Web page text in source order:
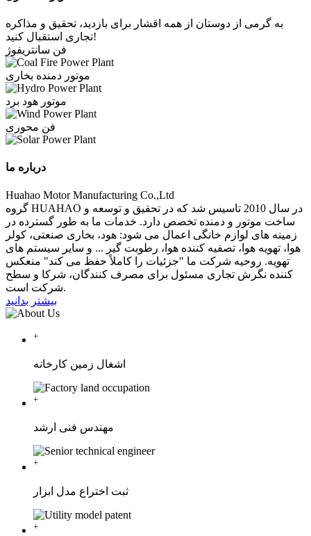
به گرمی از دوستان از همه اقشار برای بازدید، تحقیق و مذاکره
تجاری استقبال کنید!
فن سانتریفوژ
موتور دمنده بخاری
موتور هود برد
فن محوری
درباره ما
Huahao Motor Manufacturing Co.,Ltd
گروه HUAHAO در سال 2010 تاسیس شد که در تحقیق و توسعه و
ساخت موتور و دمنده تخصص دارد. خدمات ما به طور گسترده در
زمینه های لوازم خانگی اعمال می شود: هود، بخاری صنعتی، کولر
هوا، تهویه هوا، تصفیه کننده هوا، رطوبت گیر ... و سایر سیستم های
تهویه. روحیه شرکت ما "جزئیات را کاملاً حفظ می کند" منعکس
کننده نگرش تجاری مسئول برای مصرف کنندگان، شرکا و سطح
شرکت است.
بیشتر بدانید
+
اشغال زمین کارخانه
+
مهندس فنی ارشد
+
ثبت اختراع مدل ابزار
+